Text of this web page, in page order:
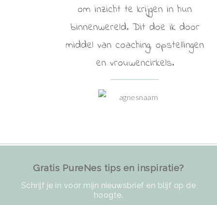
om inzicht te krijgen in hun
binnenwereld. Dit doe ik door
middel van coaching, opstellingen
en vrouwencirkels.
Gratis PureNes tips en inspiratie?
Schrijf je in voor mijn nieuwsbrief en blijf op de
hoogte.